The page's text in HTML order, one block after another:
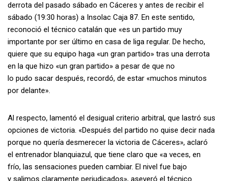
derrota del pasado sábado en Cáceres y antes de recibir el
sábado (19:30 horas) a Insolac Caja 87. En este sentido,
reconoció el técnico catalán que «es un partido muy
importante por ser último en casa de liga regular. De hecho,
quiere que su equipo haga «un gran partido» tras una derrota
en la que hizo «un gran partido» a pesar de que no
lo pudo sacar después, recordó, de estar «muchos minutos
por delante».
Al respecto, lamentó el desigual criterio arbitral, que lastró sus
opciones de victoria. «Después del partido no quise decir nada
porque no quería desmerecer la victoria de Cáceres», aclaró
el entrenador blanquiazul, que tiene claro que «a veces, en
frío, las sensaciones pueden cambiar. El nivel fue bajo
y salimos claramente perjudicados», aseveró el técnico